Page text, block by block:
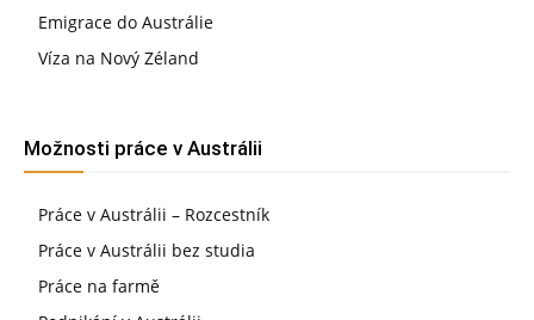
Emigrace do Austrálie
Víza na Nový Zéland
Možnosti práce v Austrálii
Práce v Austrálii – Rozcestník
Práce v Austrálii bez studia
Práce na farmě